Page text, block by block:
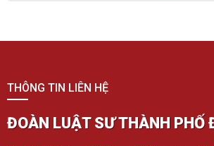
THÔNG TIN LIÊN HỆ
ĐOÀN LUẬT SƯ THÀNH PHỐ